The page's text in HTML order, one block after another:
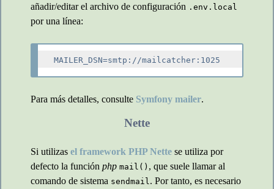
añadir/editar el archivo de configuración .env.local
por una línea:
Para más detalles, consulte Symfony mailer.
Nette
Si utilizas el framework PHP Nette se utiliza por
defecto la función php mail() , que suele llamar al
comando de sistema sendmail . Por tanto, es necesario